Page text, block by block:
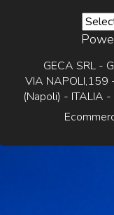
GECA SRL -
VIA NAPOLI,159
(Napoli) -